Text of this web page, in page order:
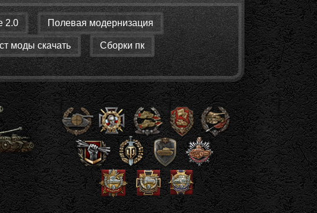
2.0 Полевая модернизация
моды скачать Сборки пк